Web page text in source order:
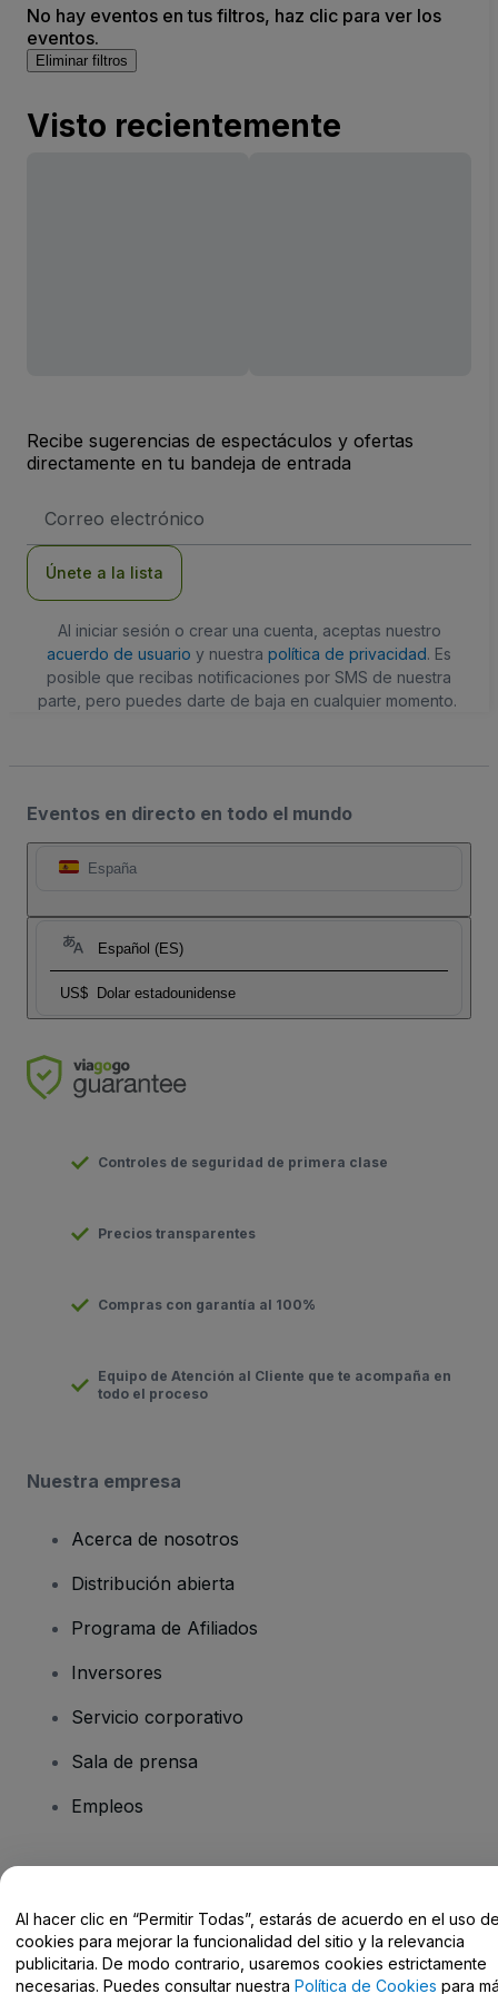
No hay eventos en tus filtros, haz clic para ver los
eventos.
Eliminar filtros
Visto recientemente
Recibe sugerencias de espectáculos y ofertas
directamente en tu bandeja de entrada
de
Únete a la lista
Al iniciar sesión o crear una cuenta, aceptas nuestro
acuerdo de usuario y nuestra política de privacidad. Es
posible que recibas notificaciones por SMS de nuestra
parte, pero puedes darte de baja en cualquier momento.
Eventos en directo en todo el mundo
España
Español (ES)
US$ Dolar estadounidense
Controles de seguridad de primera clase
Precios transparentes
Compras con garantía al 100%
Equipo de Atención al Cliente que te acompaña en
todo el proceso
Nuestra empresa
Acerca de nosotros
Distribución abierta
Programa de Afiliados
Inversores
Servicio corporativo
Sala de prensa
Empleos
Centro de Ayuda / Contacto
Al hacer clic en “Permitir Todas”, estarás de acuerdo en el uso
cookies para mejorar la funcionalidad del sitio y la relevancia
publicitaria. De modo contrario, usaremos cookies estrictamente
necesarias. Puedes consultar nuestra Política de Cookies para